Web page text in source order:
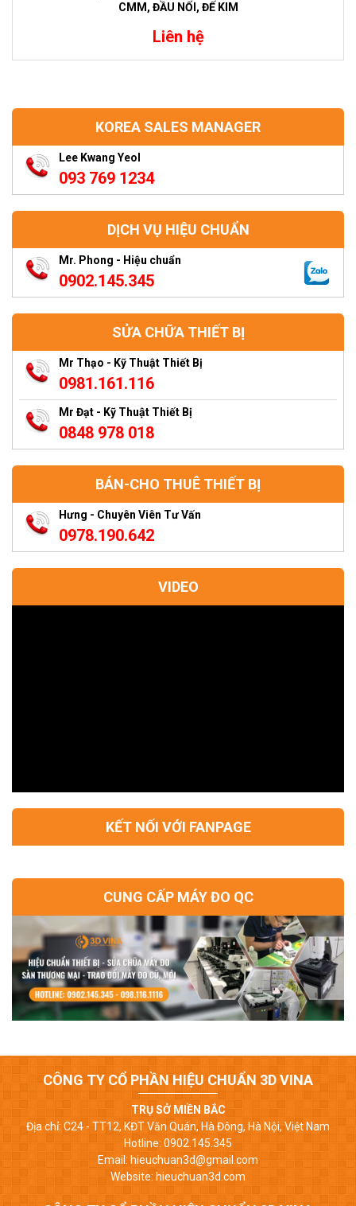
KOREA SALES MANAGER
Lee Kwang Yeol
093 769 1234
DỊCH VỤ HIỆU CHUẨN
Mr. Phong - Hiệu chuẩn
0902.145.345
SỬA CHỮA THIẾT BỊ
Mr Thạo - Kỹ Thuật Thiết Bị
0981.161.116
Mr Đạt - Kỹ Thuật Thiết Bị
0848 978 018
BÁN-CHO THUÊ THIẾT BỊ
Hưng - Chuyên Viên Tư Vấn
0978.190.642
VIDEO
KẾT NỐI VỚI FANPAGE
CUNG CẤP MÁY ĐO QC
CMM, ĐẦU NỐI, ĐẾ KIM
Liên hệ
CÔNG TY CỔ PHẦN HIỆU CHUẨN 3D VINA
TRỤ SỞ MIỀN BẮC
Địa chỉ: C24 - TT12, KĐT Văn Quán, Hà Đông, Hà Nội, Việt Nam
Hotline: 0902.145.345
Email: hieuchuan3d@gmail.com
Website: hieuchuan3d.com